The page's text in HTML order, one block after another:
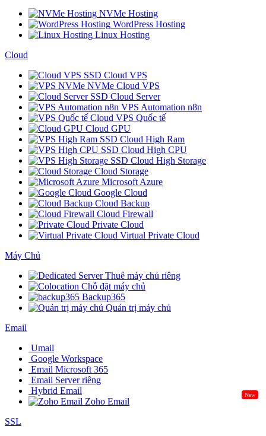
NVMe Hosting
WordPress Hosting
Linux Hosting
Cloud
SSD Cloud VPS
NVMe Cloud VPS
SSD Cloud Server
VPS Automation n8n
Cloud VPS Quốc tế
Cloud GPU
SSD Cloud High Ram
SSD Cloud High CPU
SSD Cloud High Storage
Cloud Storage
Microsoft Azure
Google Cloud
Cloud Backup
Cloud Firewall
Private Cloud
Virtual Private Cloud
Máy Chủ
Thuê máy chủ riêng
Chỗ đặt máy chủ
Backup365
Quản trị máy chủ
Email
Umail
Google Workspace
Email Microsoft 365
Email Server riêng
Hybrid Email
New
Zoho Email
SSL